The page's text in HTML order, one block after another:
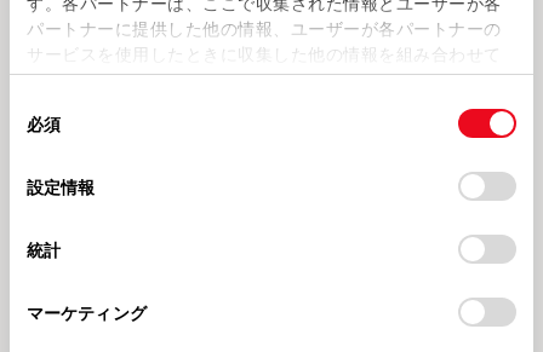
パートナーに提供した他の情報、ユーザーが各パートナーの
サービスを使用したときに収集した他の情報を組み合わせて
使用することがあります。当ウェブサイトの使用を続行する
デバイスにすべてのCookie(クッキー)が保存されることに同
意したことになります。Cookie(クッキー)のオプトアウト、
設定の変更、同意を撤回したりするにあたっては、当社の
「Cookie（クッキー）情報の取り扱いについて
」をご覧くだ
必須
設定情報
統計
マーケティング
とめてみました！！
ちを込めて ～ 第2弾！
キッズスマイルキャンペーン
2026629
撥水コート
ＩスーパーファインビューＴＹＰ